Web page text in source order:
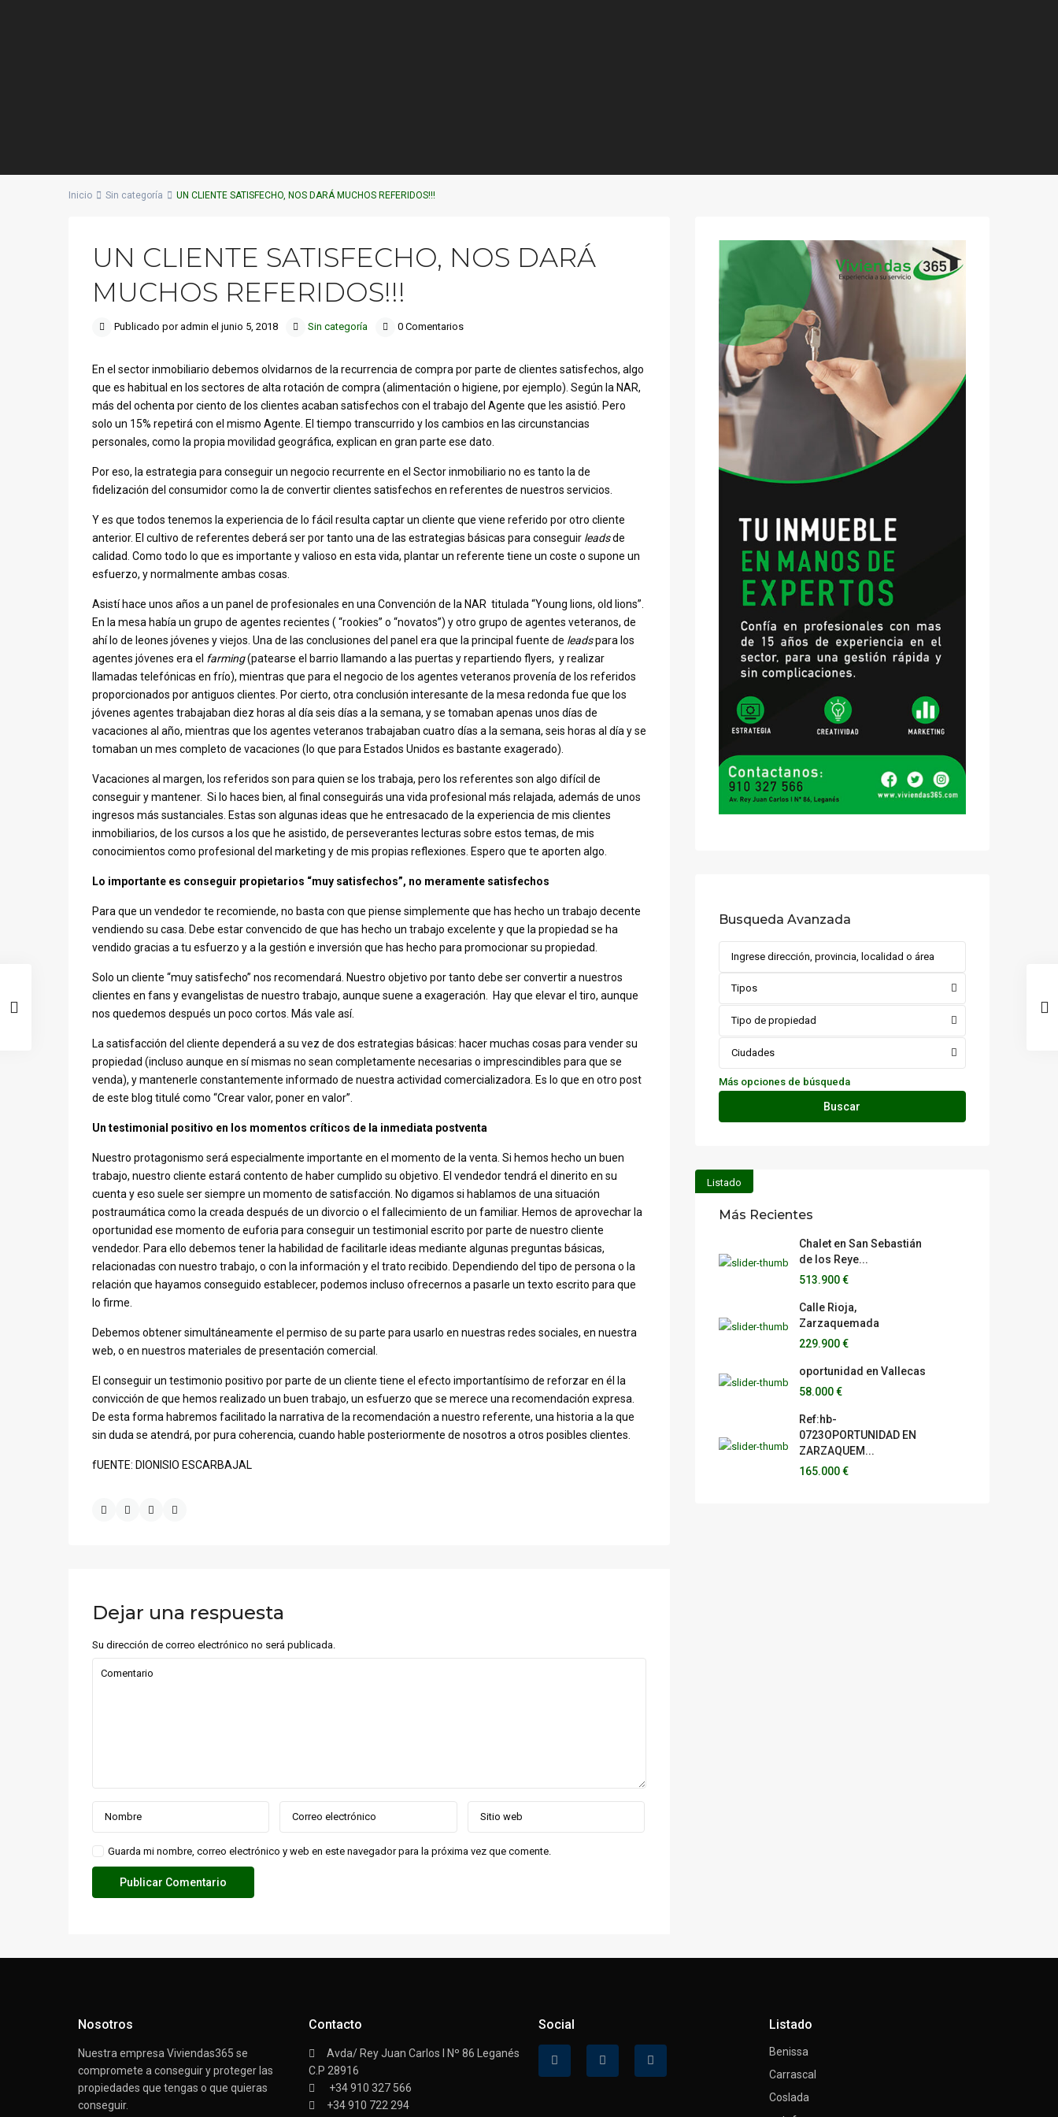
Inicio Sin categoría UN CLIENTE SATISFECHO, NOS DARÁ MUCHOS REFERIDOS!!!
UN CLIENTE SATISFECHO, NOS DARÁ
MUCHOS REFERIDOS!!!
Publicado por admin el junio 5, 2018 Sin categoría 0 Comentarios
En el sector inmobiliario debemos olvidarnos de la recurrencia de compra por parte de clientes satisfechos, algo
que es habitual en los sectores de alta rotación de compra (alimentación o higiene, por ejemplo). Según la NAR,
más del ochenta por ciento de los clientes acaban satisfechos con el trabajo del Agente que les asistió. Pero
solo un 15% repetirá con el mismo Agente. El tiempo transcurrido y los cambios en las circunstancias
personales, como la propia movilidad geográfica, explican en gran parte ese dato.
Por eso, la estrategia para conseguir un negocio recurrente en el Sector inmobiliario no es tanto la de
fidelización del consumidor como la de convertir clientes satisfechos en referentes de nuestros servicios.
Y es que todos tenemos la experiencia de lo fácil resulta captar un cliente que viene referido por otro cliente
anterior. El cultivo de referentes deberá ser por tanto una de las estrategias básicas para conseguir leadsde
calidad. Como todo lo que es importante y valioso en esta vida, plantar un referente tiene un coste o supone un
esfuerzo, y normalmente ambas cosas.
Asistí hace unos años a un panel de profesionales en una Convención de la NAR titulada “Young lions, old lions”.
En la mesa había un grupo de agentes recientes ( “rookies” o “novatos”) y otro grupo de agentes veteranos, de
ahí lo de leones jóvenes y viejos. Una de las conclusiones del panel era que la principal fuente de leadspara los
agentes jóvenes era el farming(patearse el barrio llamando a las puertas y repartiendo flyers, y realizar
llamadas telefónicas en frío), mientras que para el negocio de los agentes veteranos provenía de los referidos
proporcionados por antiguos clientes. Por cierto, otra conclusión interesante de la mesa redonda fue que los
jóvenes agentes trabajaban diez horas al día seis días a la semana, y se tomaban apenas unos días de
vacaciones al año, mientras que los agentes veteranos trabajaban cuatro días a la semana, seis horas al día y se
tomaban un mes completo de vacaciones (lo que para Estados Unidos es bastante exagerado).
Vacaciones al margen, los referidos son para quien se los trabaja, pero los referentes son algo difícil de
conseguir y mantener. Si lo haces bien, al final conseguirás una vida profesional más relajada, además de unos
ingresos más sustanciales. Estas son algunas ideas que he entresacado de la experiencia de mis clientes
inmobiliarios, de los cursos a los que he asistido, de perseverantes lecturas sobre estos temas, de mis
conocimientos como profesional del marketing y de mis propias reflexiones. Espero que te aporten algo.
Lo importante es conseguir propietarios “muy satisfechos”, no meramente satisfechos
Para que un vendedor te recomiende, no basta con que piense simplemente que has hecho un trabajo decente
vendiendo su casa. Debe estar convencido de que has hecho un trabajo excelente y que la propiedad se ha
vendido gracias a tu esfuerzo y a la gestión e inversión que has hecho para promocionar su propiedad.
Solo un cliente “muy satisfecho” nos recomendará. Nuestro objetivo por tanto debe ser convertir a nuestros
clientes en fans y evangelistas de nuestro trabajo, aunque suene a exageración. Hay que elevar el tiro, aunque
nos quedemos después un poco cortos. Más vale así.
La satisfacción del cliente dependerá a su vez de dos estrategias básicas: hacer muchas cosas para vender su
propiedad (incluso aunque en sí mismas no sean completamente necesarias o imprescindibles para que se
venda), y mantenerle constantemente informado de nuestra actividad comercializadora. Es lo que en otro post
de este blog titulé como “Crear valor, poner en valor”.
Un testimonial positivo en los momentos críticos de la inmediata postventa
Nuestro protagonismo será especialmente importante en el momento de la venta. Si hemos hecho un buen
trabajo, nuestro cliente estará contento de haber cumplido su objetivo. El vendedor tendrá el dinerito en su
cuenta y eso suele ser siempre un momento de satisfacción. No digamos si hablamos de una situación
postraumática como la creada después de un divorcio o el fallecimiento de un familiar. Hemos de aprovechar la
oportunidad ese momento de euforia para conseguir un testimonial escrito por parte de nuestro cliente
vendedor. Para ello debemos tener la habilidad de facilitarle ideas mediante algunas preguntas básicas,
relacionadas con nuestro trabajo, o con la información y el trato recibido. Dependiendo del tipo de persona o la
relación que hayamos conseguido establecer, podemos incluso ofrecernos a pasarle un texto escrito para que
lo firme.
Debemos obtener simultáneamente el permiso de su parte para usarlo en nuestras redes sociales, en nuestra
web, o en nuestros materiales de presentación comercial.
El conseguir un testimonio positivo por parte de un cliente tiene el efecto importantísimo de reforzar en él la
convicción de que hemos realizado un buen trabajo, un esfuerzo que se merece una recomendación expresa.
De esta forma habremos facilitado la narrativa de la recomendación a nuestro referente, una historia a la que
sin duda se atendrá, por pura coherencia, cuando hable posteriormente de nosotros a otros posibles clientes.
fUENTE: DIONISIO ESCARBAJAL
Dejar una respuesta
Su dirección de correo electrónico no será publicada.
Guarda mi nombre, correo electrónico y web en este navegador para la próxima vez que comente.
Busqueda Avanzada
Tipos
Tipo de propiedad
Ciudades
Más opciones de búsqueda
Buscar
Listado
Más Recientes
Chalet en San Sebastián
de los Reye...
513.900 €
Calle Rioja,
Zarzaquemada
229.900 €
oportunidad en Vallecas
58.000 €
Ref:hb-
0723OPORTUNIDAD EN
ZARZAQUEM...
165.000 €
Nosotros
Nuestra empresa Viviendas365 se
compromete a conseguir y proteger las
propiedades que tengas o que quieras
conseguir.
Contacto
Avda/ Rey Juan Carlos I Nº 86 Leganés
C.P 28916
+34 910 327 566
+34 910 722 294
Social Listado
Benissa
Carrascal
Coslada